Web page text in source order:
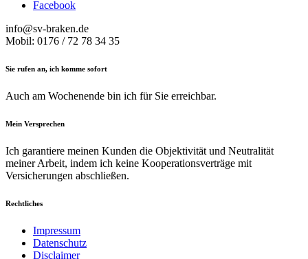
Facebook
info@sv-braken.de
Mobil: 0176 / 72 78 34 35
Sie rufen an, ich komme sofort
Auch am Wochenende bin ich für Sie erreichbar.
Mein Versprechen
Ich garantiere meinen Kunden die Objektivität und Neutralität
meiner Arbeit, indem ich keine Kooperationsverträge mit
Versicherungen abschließen.
Rechtliches
Impressum
Datenschutz
Disclaimer